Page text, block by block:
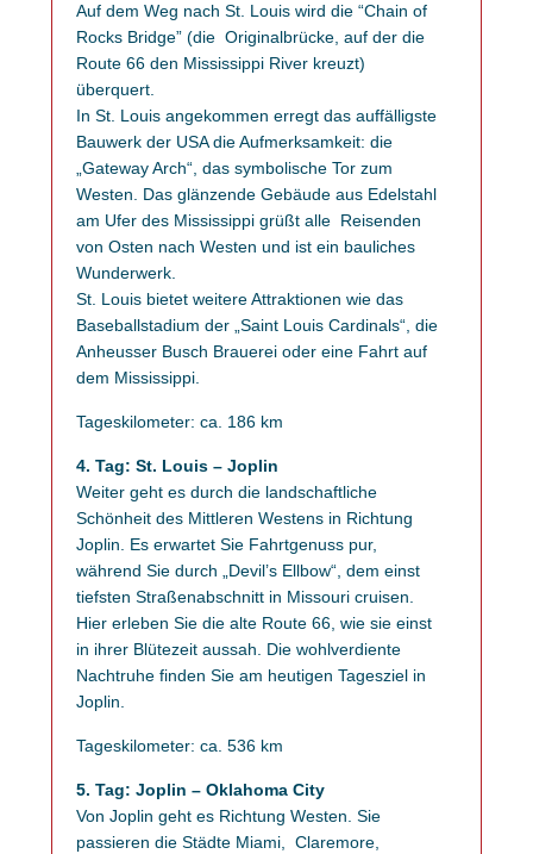
Auf dem Weg nach St. Louis wird die “Chain of
Rocks Bridge” (die Originalbrücke, auf der die
Route 66 den Mississippi River kreuzt)
überquert.
In St. Louis angekommen erregt das auffälligste
Bauwerk der USA die Aufmerksamkeit: die
„Gateway Arch“, das symbolische Tor zum
Westen. Das glänzende Gebäude aus Edelstahl
am Ufer des Mississippi grüßt alle Reisenden
von Osten nach Westen und ist ein bauliches
Wunderwerk.
St. Louis bietet weitere Attraktionen wie das
Baseballstadium der „Saint Louis Cardinals“, die
Anheusser Busch Brauerei oder eine Fahrt auf
dem Mississippi.
Tageskilometer: ca. 186 km
4. Tag: St. Louis – Joplin
Weiter geht es durch die landschaftliche
Schönheit des Mittleren Westens in Richtung
Joplin. Es erwartet Sie Fahrtgenuss pur,
während Sie durch „Devil’s Ellbow“, dem einst
tiefsten Straßenabschnitt in Missouri cruisen.
Hier erleben Sie die alte Route 66, wie sie einst
in ihrer Blütezeit aussah. Die wohlverdiente
Nachtruhe finden Sie am heutigen Tagesziel in
Joplin.
Tageskilometer: ca. 536 km
5. Tag: Joplin – Oklahoma City
Von Joplin geht es Richtung Westen. Sie
passieren die Städte Miami, Claremore,